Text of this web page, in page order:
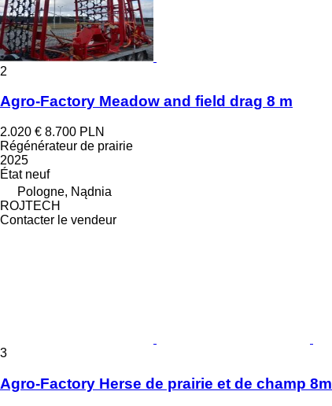
2
Agro-Factory Meadow and field drag 8 m
2.020 € 8.700 PLN
Régénérateur de prairie
2025
Étatneuf
Pologne, Nądnia
ROJTECH
Contacter le vendeur
3
Agro-Factory Herse de prairie et de champ 8m